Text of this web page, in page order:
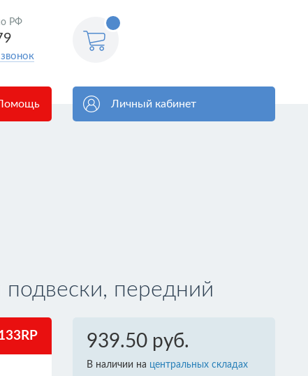
РФ
order.count
|| 0 @>
Личный кабинет
передний
939.50 руб.
В наличии на центральных складах